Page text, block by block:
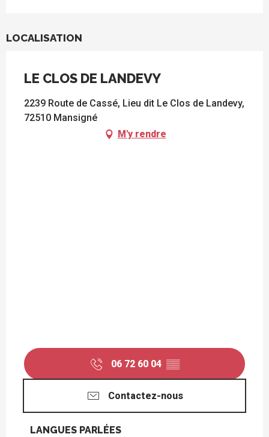
LOCALISATION
LE CLOS DE LANDEVY
2239 Route de Cassé, Lieu dit Le Clos de Landevy,
72510 Mansigné
M'y rendre
06 72 60 04 ▒▒
Contactez-nous
LANGUES PARLÉES
LANGUES PARLÉES